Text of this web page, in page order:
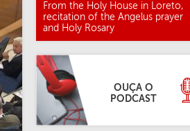
From the Holy House in Loreto,
recitation of the Angelus prayer
and Holy Rosary
OUÇA O
PODCAST